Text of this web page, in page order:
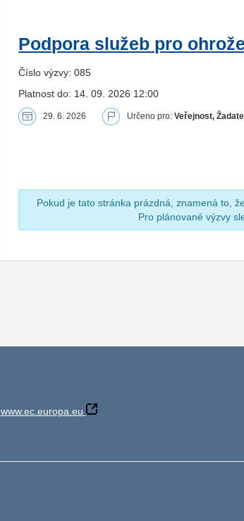
Podpora služeb pro
Číslo výzvy: 085
Platnost do: 14. 09. 2026 12:00
29. 6. 2026 Určeno pro:Veřejnost, Žadatel
Pokud je tato stránka prázdná, znamená to,
Pro plánované výzvy
www.ec.europa.eu